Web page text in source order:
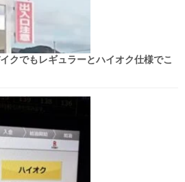
クでもレギュラーとハイオク仕様でこ